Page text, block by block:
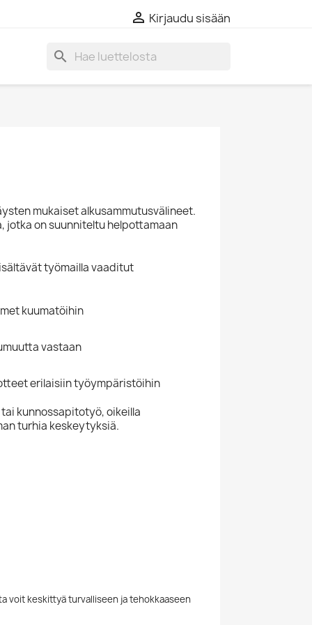
 Kirjaudu sisään
search
mukaiset alkusammutusvälineet.
jotka on suunniteltu helpottamaan
työmailla vaaditut
kuumatöihin
vastaan
erilaisiin työympäristöihin
kunnossapitotyö, oikeilla
turhia keskeytyksiä.
voit keskittyä turvalliseen ja tehokkaaseen